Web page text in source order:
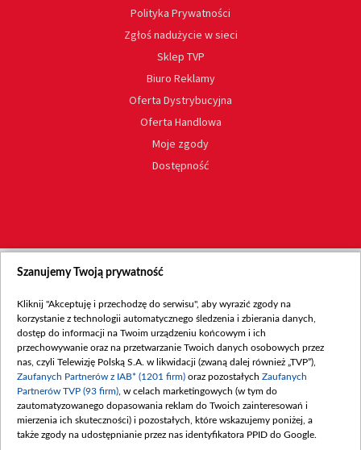
Polityka Prywatności
Zgłoś nadużycie w sieci
Sklep TVP
Biuro Reklamy
Oferta Dystrybucyjna
Oferta Handlowa
Moje zgody
Dostępność
Szanujemy Twoją prywatność
Kliknij "Akceptuję i przechodzę do serwisu", aby wyrazić zgody na
korzystanie z technologii automatycznego śledzenia i zbierania danych,
dostęp do informacji na Twoim urządzeniu końcowym i ich
przechowywanie oraz na przetwarzanie Twoich danych osobowych przez
nas, czyli Telewizję Polską S.A. w likwidacji (zwaną dalej również „TVP”),
Zaufanych Partnerów z IAB* (1201 firm) oraz pozostałych Zaufanych
Partnerów TVP (93 firm) , w celach marketingowych (w tym do
zautomatyzowanego dopasowania reklam do Twoich zainteresowań i
mierzenia ich skuteczności) i pozostałych, które wskazujemy poniżej, a
także zgody na udostępnianie przez nas identyfikatora PPID do Google.